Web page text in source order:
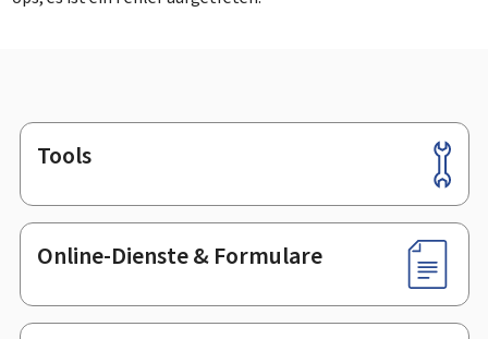
Footer
Tools
Online-Dienste & Formulare